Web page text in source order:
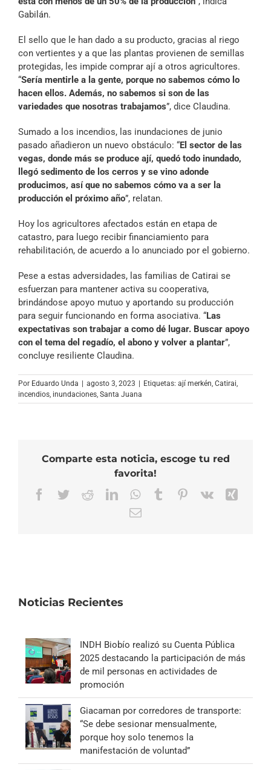
Gabilán.
El sello que le han dado a su producto, gracias al riego
con vertientes y a que las plantas provienen de semillas
protegidas, les impide comprar ají a otros agricultores.
“Sería mentirle a la gente, porque no sabemos cómo lo
hacen ellos. Además, no sabemos si son de las
variedades que nosotras trabajamos”, dice Claudina.
Sumado a los incendios, las inundaciones de junio
pasado añadieron un nuevo obstáculo: “El sector de las
vegas, donde más se produce ají, quedó todo inundado,
llegó sedimento de los cerros y se vino adonde
producimos, así que no sabemos cómo va a ser la
producción el próximo año”, relatan.
Hoy los agricultores afectados están en etapa de
catastro, para luego recibir financiamiento para
rehabilitación, de acuerdo a lo anunciado por el gobierno.
Pese a estas adversidades, las familias de Catirai se
esfuerzan para mantener activa su cooperativa,
brindándose apoyo mutuo y aportando su producción
para seguir funcionando en forma asociativa. “Las
expectativas son trabajar a como dé lugar. Buscar apoyo
con el tema del regadío, el abono y volver a plantar”,
concluye resiliente Claudina.
Por Eduardo Unda agosto 3, 2023 Etiquetas: ají merkén, Catirai,
incendios, inundaciones, Santa Juana
Comparte esta noticia, escoge tu red
favorita!
Facebook
TwitterRedditLinkedInWhatsApp
TumblrPinterest
Vk
Correo
Noticias Recientes
INDH Biobío realizó su Cuenta Pública
2025 destacando la participación de más
de mil personas en actividades de
promoción
Giacaman por corredores de transporte:
“Se debe sesionar mensualmente,
porque hoy solo tenemos la
manifestación de voluntad”